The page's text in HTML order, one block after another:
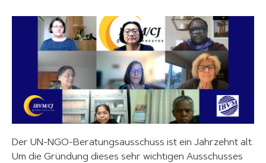
Der UN-NGO-Beratungsausschuss ist ein Jahrzehnt alt.
Um die Gründung dieses sehr wichtigen Ausschusses